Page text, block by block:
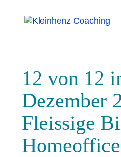
12 von 12
Dezember
Fleissige
Homeoffice